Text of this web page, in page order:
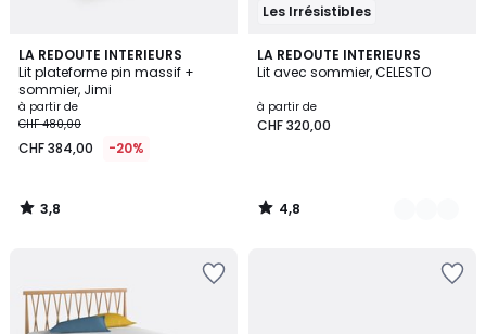
LA REDOUTE INTERIEURS
Lit plateforme pin massif +
sommier, Jimi
à partir de
CHF 480,00
CHF 384,00 -20%
3,8
/ 5
3,8
/
Les Irrésistibles
LA REDOUTE INTERIEURS
Lit avec sommier, CELESTO
à partir de
CHF 320,00
4,8
/ 5
3
Couleurs
4,8
/